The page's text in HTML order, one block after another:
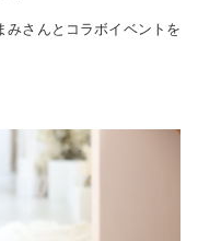
みさんとコラボイベントを